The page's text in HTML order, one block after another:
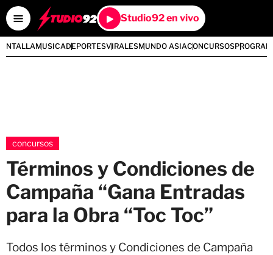
Studio92 en vivo
MUSICADEPORTESVIRALESMUNDO ASIACONCURSOS
concursos
Términos y Condiciones de
Campaña “Gana Entradas
para la Obra “Toc Toc”
Todos los términos y Condiciones de Campaña